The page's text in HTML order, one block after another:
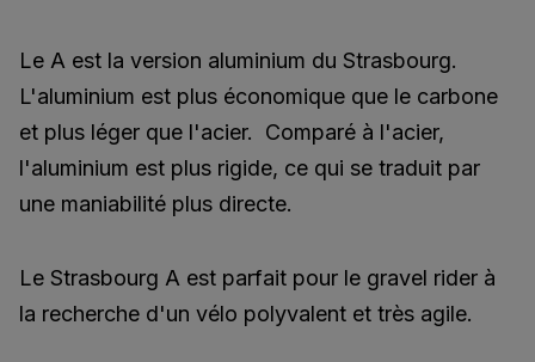
Le A est la version aluminium du Strasbourg.
L'aluminium est plus économique que le carbone
et plus léger que l'acier. Comparé à l'acier,
l'aluminium est plus rigide, ce qui se traduit par
une maniabilité plus directe.
Le Strasbourg A est parfait pour le gravel rider à
la recherche d'un vélo polyvalent et très agile.